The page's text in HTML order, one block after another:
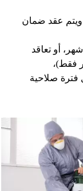
ويتم عقد ضمان
أو تعاقد
فقط)،
فترة صلاحية